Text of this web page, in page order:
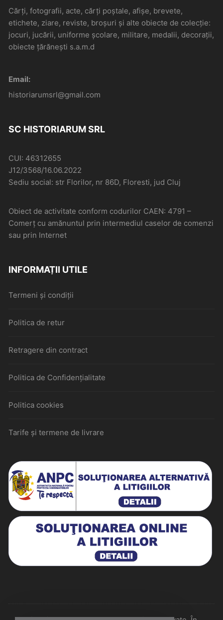
Cărți, fotografii, acte, cărți poștale, afișe, brevete,
etichete, ziare, reviste, broșuri și alte obiecte de colecție:
jocuri, jucării, uniforme școlare, militare, medalii, decorații,
obiecte țărănești s.a.m.d
Email:
historiarumsrl@gmail.com
SC HISTORIARUM SRL
CUI: 46312655
J12/3568/16.06.2022
Sediu social: str Florilor, nr 86D, Floresti, jud Cluj
Obiect de activitate conform codurilor CAEN: 4791 –
Comerţ cu amănuntul prin intermediul caselor de comenzi
sau prin Internet
INFORMAȚII UTILE
Termeni și condiții
Politica de retur
Retragere din contract
Politica de Confidențialitate
Politica cookies
Tarife și termene de livrare